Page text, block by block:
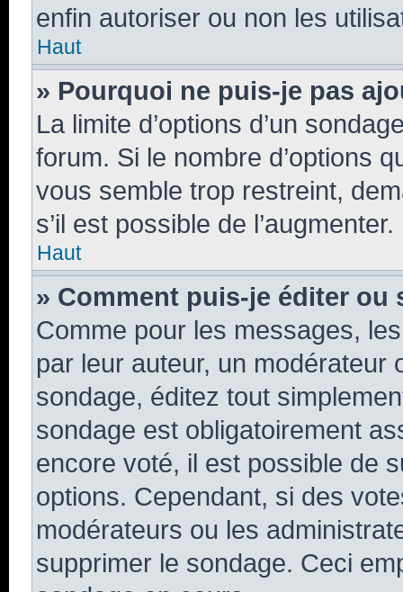
enfin autoriser ou non les
Haut
» Pourquoi ne puis-je pas
La limite d’options d’un
forum. Si le nombre d’options
vous semble trop restreint,
s’il est possible de l’augmenter.
Haut
» Comment puis-je éditer
Comme pour les messages,
par leur auteur, un modérateur
sondage, éditez tout
sondage est obligatoirement
encore voté, il est possible de
options. Cependant, si des
modérateurs ou les
supprimer le sondage. Ceci